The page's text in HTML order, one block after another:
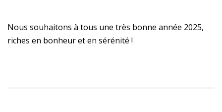
Nous souhaitons à tous une très bonne année 2025,
riches en bonheur et en sérénité !